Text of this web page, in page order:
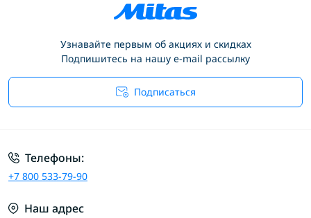
Узнавайте первым об акциях и скидках
Подпишитесь на нашу e-mail рассылку
Подписаться
Телефоны:
+7 800 533-79-90
Наш адрес